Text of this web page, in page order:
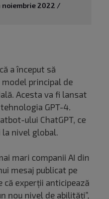
noiembrie 2022 /
a început să
principal de
Acesta va fi lansat
GPT-4.
ului ChatGPT, ce
nivel global.
mari companii AI din
mesaj publicat pe
că experții anticipează
nou nivel de abilități”,